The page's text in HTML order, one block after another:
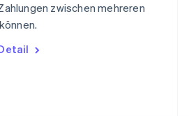
zwischen mehreren